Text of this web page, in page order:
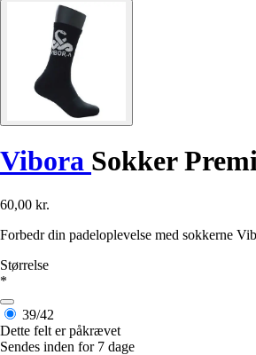
Vibora Sokker
60,00 kr.
Forbedr din padeloplevelse med sokkerne
Størrelse
*
39/42
Dette felt er påkrævet
Sendes inden for 7 dage